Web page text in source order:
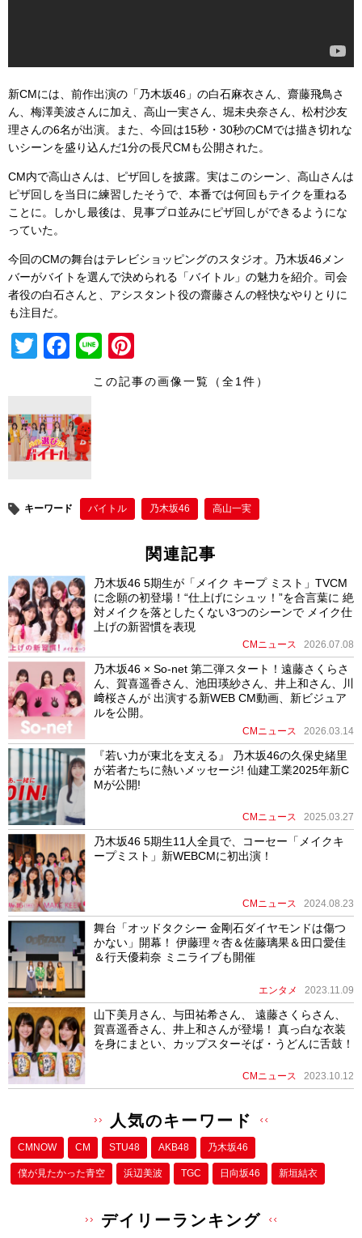
新CMには、前作出演の「乃木坂46」の白石麻衣さん、齋藤飛鳥さ
ん、梅澤美波さんに加え、高山一実さん、堀未央奈さん、松村沙友
理さんの6名が出演。また、今回は15秒・30秒のCMでは描き切れな
いシーンを盛り込んだ1分の長尺CMも公開された。
CM内で高山さんは、ピザ回しを披露。実はこのシーン、高山さんは
ピザ回しを当日に練習したそうで、本番では何回もテイクを重ねる
ことに。しかし最後は、見事プロ並みにピザ回しができるようにな
っていた。
今回のCMの舞台はテレビショッピングのスタジオ。乃木坂46メン
バーがバイトを選んで決められる「バイトル」の魅力を紹介。司会
者役の白石さんと、アシスタント役の齋藤さんの軽快なやりとりに
も注目だ。
T
er
F
e
b
o
k
Li
n
nt
この記事の画像一覧（全1件）
キーワード バイトル 乃木坂46 高山一実
関連記事
乃木坂46 5期生が「メイク キープ ミスト」TVCM
に念願の初登場！“仕上げにシュッ！”を合言葉に 絶
対メイクを落としたくない3つのシーンで メイク仕
上げの新習慣を表現
CMニュース 2026.07.08
乃木坂46 × So-net 第二弾スタート！遠藤さくらさ
ん、賀喜遥香さん、池田瑛紗さん、井上和さん、川
﨑桜さんが 出演する新WEB CM動画、新ビジュア
ルを公開。
CMニュース 2026.03.14
『若い力が東北を支える』 乃木坂46の久保史緒里
が若者たちに熱いメッセージ! 仙建工業2025年新C
Mが公開!
CMニュース 2025.03.27
乃木坂46 5期生11人全員で、コーセー「メイクキ
ープミスト」新WEBCMに初出演！
CMニュース 2024.08.23
舞台「オッドタクシー ⾦剛⽯ダイヤモンドは傷つ
かない」開幕！ 伊藤理々杏＆佐藤璃果＆⽥⼝愛佳
＆⾏天優莉奈 ミニライブも開催
エンタメ 2023.11.09
山下美月さん、与田祐希さん、 遠藤さくらさん、
賀喜遥香さん、井上和さんが登場！ 真っ白な衣装
を身にまとい、カップスターそば・うどんに舌鼓！
CMニュース 2023.10.12
人気のキーワード
CMNOW CM STU48 AKB48 乃木坂46
僕が⾒たかった⻘空 浜辺美波 TGC 日向坂46 新垣結衣
デイリーランキング